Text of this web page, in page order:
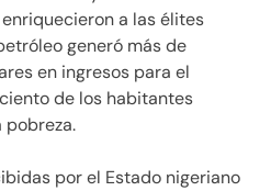
a las élites
generó más de
en ingresos para el
de los habitantes
pobreza.
por el Estado nigeriano